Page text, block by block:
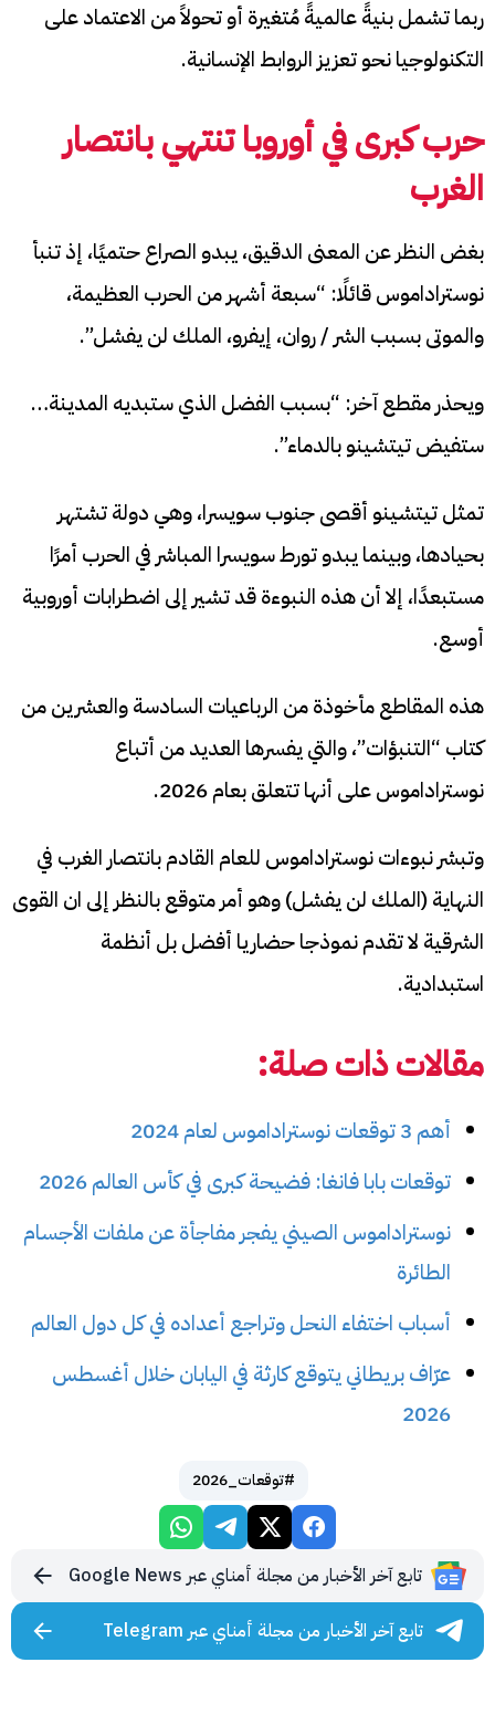
ربما تشمل بنيةً عالميةً مُتغيرة أو تحولاً من الاعتماد على
التكنولوجيا نحو تعزيز الروابط الإنسانية.
حرب كبرى في أوروبا تنتهي بانتصار
الغرب
بغض النظر عن المعنى الدقيق، يبدو الصراع حتميًا، إذ تنبأ
نوستراداموس قائلًا: “سبعة أشهر من الحرب العظيمة،
والموتى بسبب الشر / روان، إيفرو، الملك لن يفشل”.
ويحذر مقطع آخر: “بسبب الفضل الذي ستبديه المدينة…
ستفيض تيتشينو بالدماء”.
تمثل تيتشينو أقصى جنوب سويسرا، وهي دولة تشتهر
بحيادها، وبينما يبدو تورط سويسرا المباشر في الحرب أمرًا
مستبعدًا، إلا أن هذه النبوءة قد تشير إلى اضطرابات أوروبية
أوسع.
هذه المقاطع مأخوذة من الرباعيات السادسة والعشرين من
كتاب “التنبؤات”، والتي يفسرها العديد من أتباع
نوستراداموس على أنها تتعلق بعام 2026.
وتبشر نبوءات نوستراداموس للعام القادم بانتصار الغرب في
النهاية (الملك لن يفشل) وهو أمر متوقع بالنظر إلى ان القوى
الشرقية لا تقدم نموذجا حضاريا أفضل بل أنظمة
استبدادية.
مقالات ذات صلة:
أهم 3 توقعات نوستراداموس لعام 2024
توقعات بابا فانغا: فضيحة كبرى في كأس العالم 2026
نوستراداموس الصيني يفجر مفاجأة عن ملفات الأجسام
الطائرة
أسباب اختفاء النحل وتراجع أعداده في كل دول العالم
عرّاف بريطاني يتوقع كارثة في اليابان خلال أغسطس
2026
#توقعات_2026
تابع آخر الأخبار من مجلة أمناي عبر Google News
تابع آخر الأخبار من مجلة أمناي عبر Telegram